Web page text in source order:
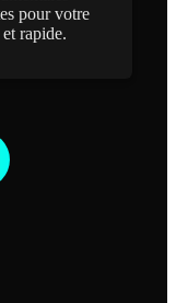
pour votre
rapide.